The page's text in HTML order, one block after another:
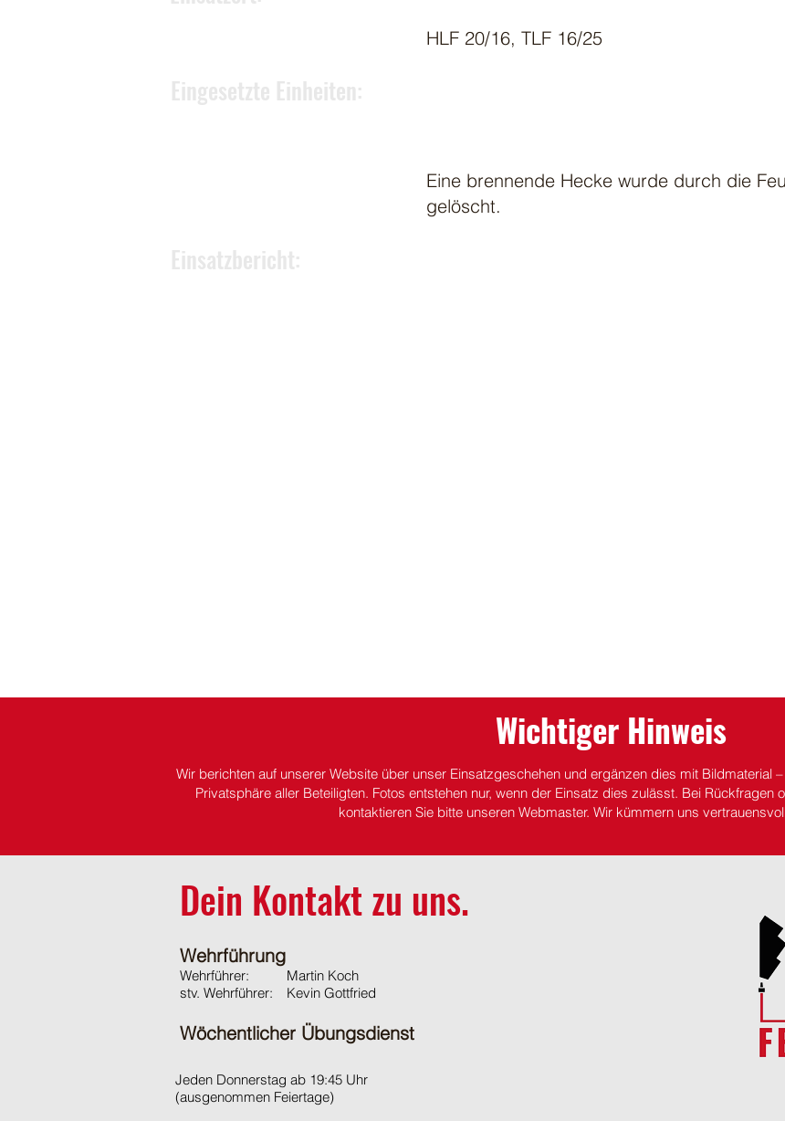
HLF 20/16, TLF 16/25
Eine brennende Hecke wurde durch die
gelöscht.
Wichtiger Hinweis
Wir berichten auf unserer Website über unser Einsatzgeschehen und ergänzen dies mit Bildmaterial
Privatsphäre aller Beteiligten. Fotos entstehen nur, wenn der Einsatz dies zulässt. Bei Rückfragen
kontaktieren Sie bitte unseren Webmaster. Wir kümmern uns
Dein Kontakt zu uns.
Wehrführung
Wehrführer:
stv. Wehrführer:
Martin Koch
Kevin Gottfried
Wöchentlicher Übungsdienst
Jeden Donnerstag ab 19:45 Uhr
(ausgenommen Feiertage)